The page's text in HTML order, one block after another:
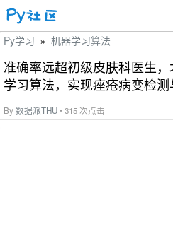
Py学习 » 机器学习算法
准确率远超初级皮肤科医生
学习算法，实现痤疮病变检测
By数据派THU• 315 次点击